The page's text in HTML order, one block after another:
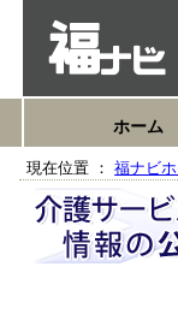
ホーム
現在位置 ：福ナビ